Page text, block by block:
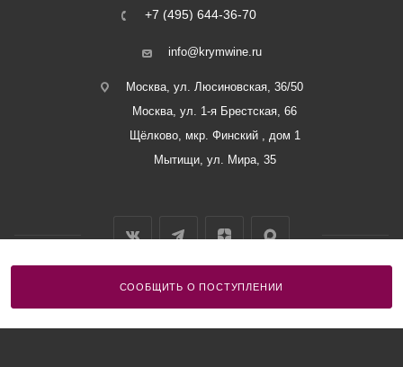
СООБЩИТЬ О ПОСТУПЛЕНИИ
+7 (495) 644-36-70
info@krymwine.ru
Москва, ул. Люсиновская, 36/50
Москва, ул. 1-я Брестская, 66
Щёлково, мкр. Финский , дом 1
Мытищи, ул. Мира, 35